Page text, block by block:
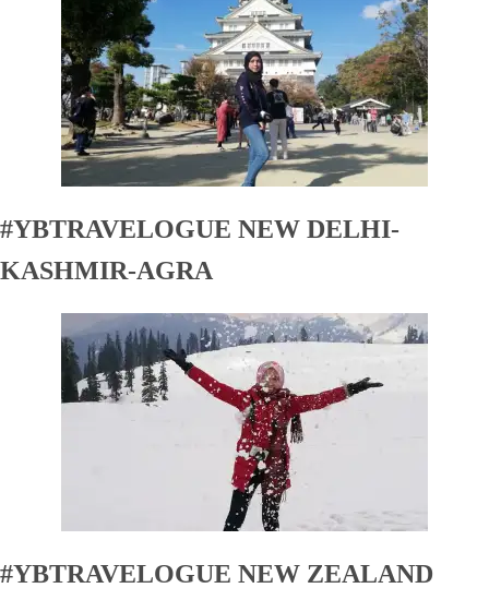
#YBTRAVELOGUE NEW DELHI-
KASHMIR-AGRA
#YBTRAVELOGUE NEW ZEALAND